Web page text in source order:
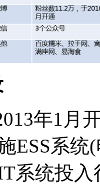
年1月
ESS系
系统投